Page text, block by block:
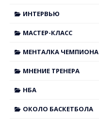
ИНТЕРВЬЮ
МАСТЕР-КЛАСС
МЕНТАЛКА ЧЕМПИОНА
МНЕНИЕ ТРЕНЕРА
НБА
ОКОЛО БАСКЕТБОЛА